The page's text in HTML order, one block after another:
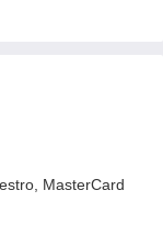
MasterCard